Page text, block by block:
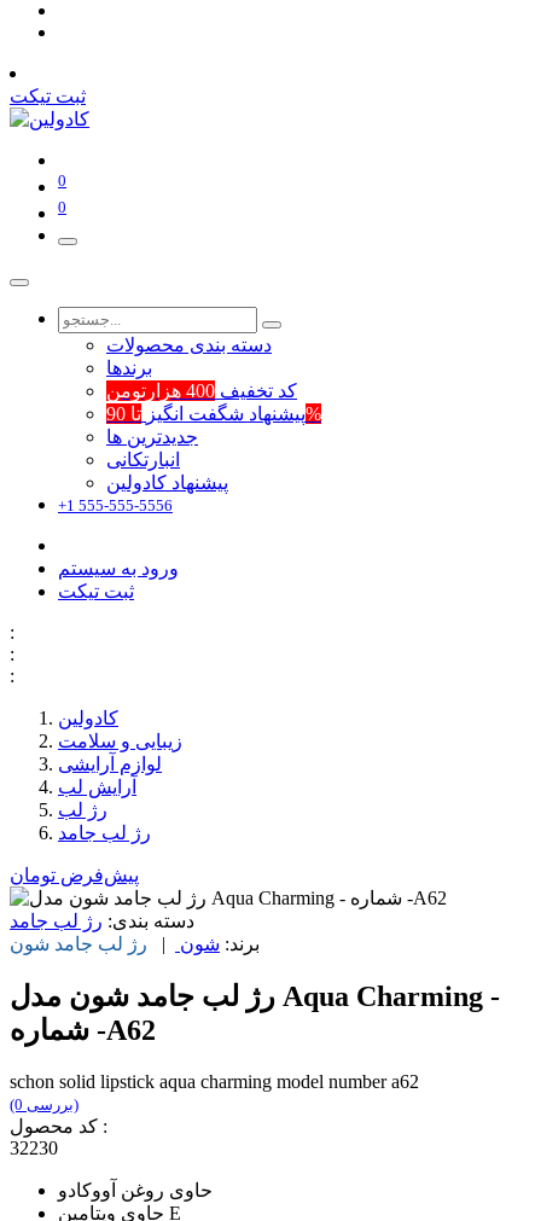
ثبت تیکت
0
0
دسته بندی محصولات
برند‌ها
کد تخفیف 400 هزارتومن
پیشنهاد شگفت انگیزتا 90%
جدیدترین ها
انبارتکانی
پیشنهاد کادولین
+1 555-555-5556
ورود به سیستم
ثبت تیکت
:
:
:
کادولین
زیبایی و سلامت
لوازم آرایشی
آرایش لب
رژ لب
رژ لب جامد
پیش‌فرض تومان
دسته بندی: رژ لب جامد
برند: شون | رژ لب جامد شون
رژ لب جامد شون مدل Aqua Charming -
شماره -A62
schon solid lipstick aqua charming model number a62
(0 بررسی)
کد محصول :
32230
حاوی روغن آووکادو
حاوی ویتامین E